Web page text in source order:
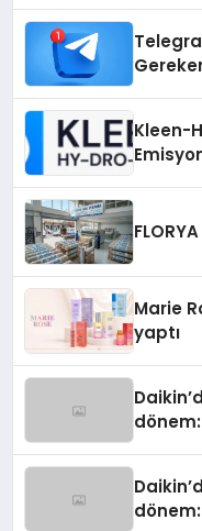
Kleen-
Marie
yaptı